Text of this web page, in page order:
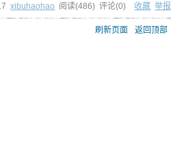
xibuhaohao 阅读(486) 评论(0) 收藏 举报
刷新页面 返回顶部